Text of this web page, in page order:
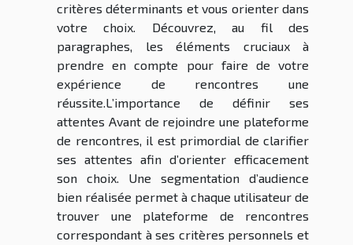
critères déterminants et vous orienter dans
votre choix. Découvrez, au fil des
paragraphes, les éléments cruciaux à
prendre en compte pour faire de votre
expérience de rencontres une
réussite.L’importance de définir ses
attentes Avant de rejoindre une plateforme
de rencontres, il est primordial de clarifier
ses attentes afin d’orienter efficacement
son choix. Une segmentation d’audience
bien réalisée permet à chaque utilisateur de
trouver une plateforme de rencontres
correspondant à ses critères personnels et